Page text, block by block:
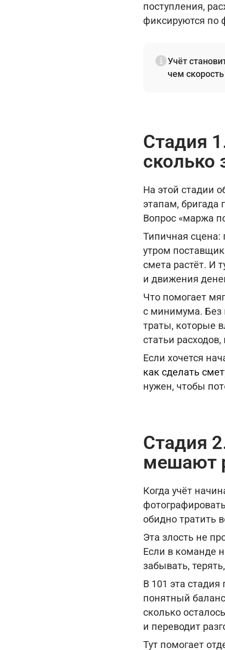
поступления,
фиксируются по
Учёт
чем
Стадия
сколько
На этой стадии
этапам, бригада
Вопрос «маржа
Типичная
утром
смета растёт. И
и движения
Что помогает
с минимума. Без
траты, которые
статьи
Если хочется
как сделать
нужен, чтобы
Стадия
мешают
Когда учёт
обидно тратить
Эта злость не
Если в команде
забывать,
В 101 эта стадия
понятный
сколько
и переводит
Тут помогает